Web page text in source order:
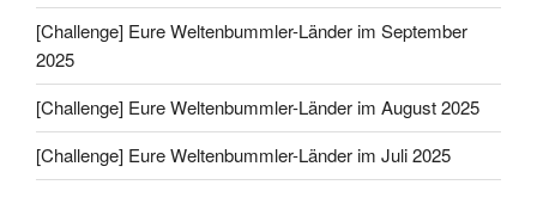
[Challenge] Eure Weltenbummler-Länder im September
2025
[Challenge] Eure Weltenbummler-Länder im August 2025
[Challenge] Eure Weltenbummler-Länder im Juli 2025